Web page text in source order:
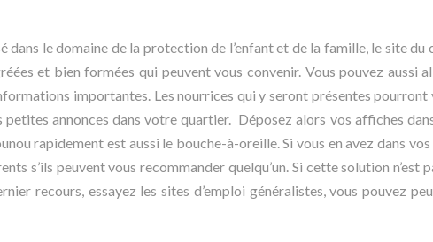
le domaine de la protection de l’enfant et de la famille, le site
et bien formées qui peuvent vous convenir. Vous pouvez aussi
importantes. Les nourrices qui y seront présentes
annonces dans votre quartier. Déposez alors vos affiches
rapidement est aussi le bouche-à-oreille. Si vous en avez dans
s’ils peuvent vous recommander quelqu’un. Si cette solution n’est
recours, essayez les sites d’emploi généralistes, vous pouvez